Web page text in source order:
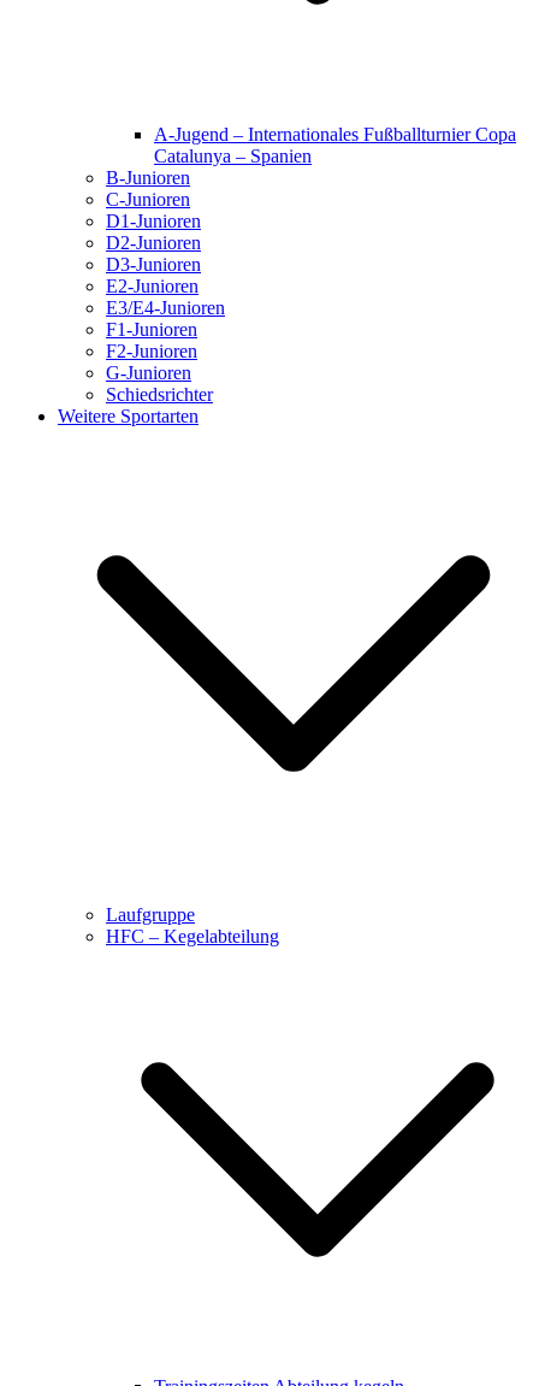
A-Jugend – Internationales Fußballturnier Copa
Catalunya – Spanien
B-Junioren
C-Junioren
D1-Junioren
D2-Junioren
D3-Junioren
E2-Junioren
E3/E4-Junioren
F1-Junioren
F2-Junioren
G-Junioren
Schiedsrichter
Weitere Sportarten
Laufgruppe
HFC – Kegelabteilung